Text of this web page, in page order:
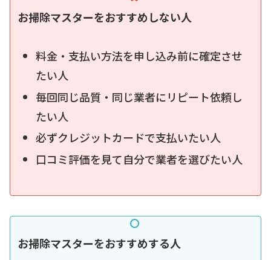
お掃除マスターをおすすめしない人
料金・支払い方法を申し込み前に確定させ
たい人
毎回同じ品質・同じ業者にリピート依頼し
たい人
必ずクレジットカードで支払いたい人
口コミ評価を見て自分で業者を選びたい人
お掃除マスターをおすすめする人